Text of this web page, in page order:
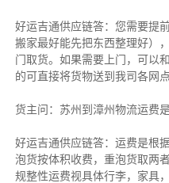
好运吉通供应链答：您需要提
搬家最好能先把东西整理好）
门取货。如果需要上门，可以
的可直接将货物送到我司各网点
货主问：苏州到漳州物流运费
好运吉通供应链答：运费是根
泡货按体积收费，重泡货取两
规整性运费视具体行李，家具